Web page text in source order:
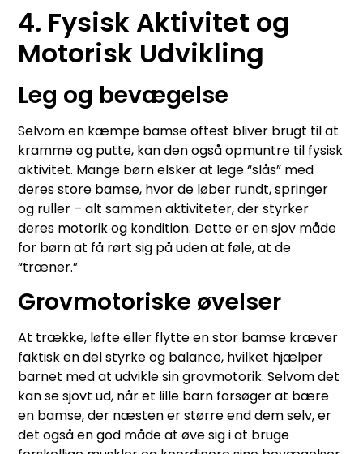
4. Fysisk Aktivitet og
Motorisk Udvikling
Leg og bevægelse
Selvom en kæmpe bamse oftest bliver brugt til at
kramme og putte, kan den også opmuntre til fysisk
aktivitet. Mange børn elsker at lege “slås” med
deres store bamse, hvor de løber rundt, springer
og ruller – alt sammen aktiviteter, der styrker
deres motorik og kondition. Dette er en sjov måde
for børn at få rørt sig på uden at føle, at de
“træner.”
Grovmotoriske øvelser
At trække, løfte eller flytte en stor bamse kræver
faktisk en del styrke og balance, hvilket hjælper
barnet med at udvikle sin grovmotorik. Selvom det
kan se sjovt ud, når et lille barn forsøger at bære
en bamse, der næsten er større end dem selv, er
det også en god måde at øve sig i at bruge